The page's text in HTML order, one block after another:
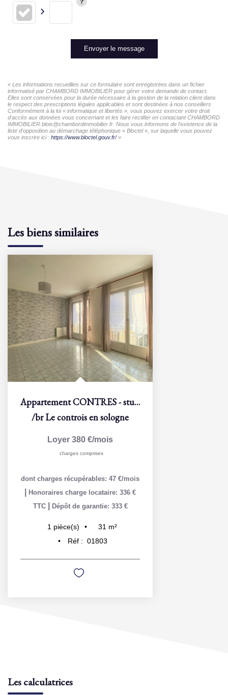
Envoyer le message
« Les informations recueillies sur ce formulaire sont enregistrées dans un fichier
informatisé par CHAMBORD IMMOBILIER pour gérer votre demande de contact.
Elles sont conservées pour la durée nécessaire à la gestion de la relation client dans
le respect des prescriptions légales applicables et sont destinées à nos conseillers
Conformément à la loi « informatique et libertés », vous pouvez exercer votre droit
d'accès aux données vous concernant et les faire rectifier en contactant CHAMBORD
IMMOBILIER blois@chambordimmobilier.fr. Nous vous informons de l'existence de la
liste d'opposition au démarchage téléphonique « Bloctel », sur laquelle vous pouvez
vous inscrire ici : https://www.bloctel.gouv.fr/»
Les biens similaires
Appartement CONTRES - studio - 30,5 m2
/brLe controis en sologne
Loyer 380 €/mois
charges comprises
dont charges récupérables: 47 €/mois
Honoraires charge locataire: 336 €
TTC
Dépôt de garantie: 333 €
1 pièce(s) 31 m²
Réf : 01803
Les calculatrices